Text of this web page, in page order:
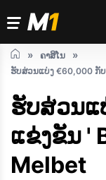
ຄາສິໂນ
ຮັບສ່ວນແບ່ງ €60,000 ກັ
ຮັບສ່ວນແ
ແຂ່ງຂັນ '
Melbet